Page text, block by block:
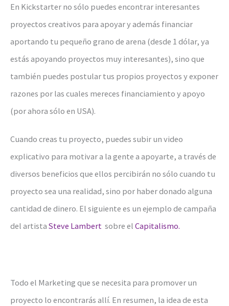
En Kickstarter no sólo puedes encontrar interesantes
proyectos creativos para apoyar y además financiar
aportando tu pequeño grano de arena (desde 1 dólar, ya
estás apoyando proyectos muy interesantes), sino que
también puedes postular tus propios proyectos y exponer
razones por las cuales mereces financiamiento y apoyo
(por ahora sólo en USA).
Cuando creas tu proyecto, puedes subir un video
explicativo para motivar a la gente a apoyarte, a través de
diversos beneficios que ellos percibirán no sólo cuando tu
proyecto sea una realidad, sino por haber donado alguna
cantidad de dinero. El siguiente es un ejemplo de campaña
del artista Steve Lambert sobre el Capitalismo.
Todo el Marketing que se necesita para promover un
proyecto lo encontrarás allí. En resumen, la idea de esta